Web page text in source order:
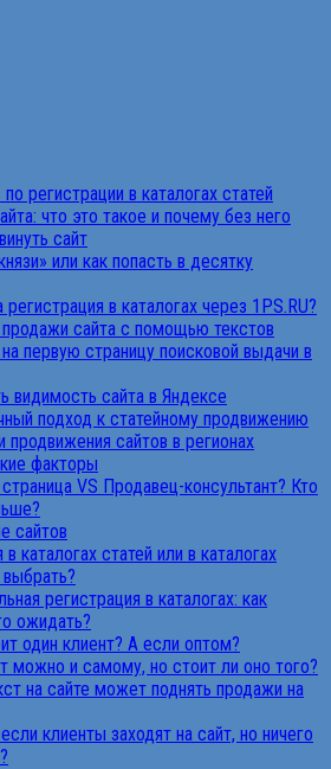
регистрации в каталогах статей
что это такое и почему без него
сайт
или как попасть в десятку
в каталогах через 1PS.RU?
продажи сайта с помощью текстов
первую страницу поисковой выдачи в
видимость сайта в Яндексе
подход к статейному продвижению
продвижения сайтов в регионах
факторы
VS Продавец-консультант? Кто
сайтов
каталогах статей или в каталогах
регистрация в каталогах: как
ожидать?
один клиент? А если оптом?
можно и самому, но стоит ли оно того?
на сайте может поднять продажи на
клиенты заходят на сайт, но ничего